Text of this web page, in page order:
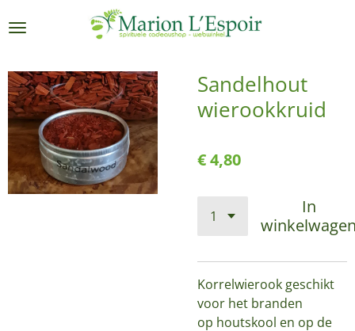
direct
de
hoofdinhoud
Sandelhout
wierookkruid
€ 4,80
In
Korrelwierook geschikt
voor het branden
op houtskool en op de